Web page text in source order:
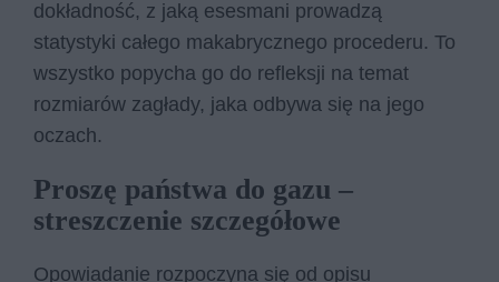
dokładność, z jaką esesmani prowadzą
statystyki całego makabrycznego procederu. To
wszystko popycha go do refleksji na temat
rozmiarów zagłady, jaka odbywa się na jego
oczach.
Proszę państwa do gazu –
streszczenie szczegółowe
Opowiadanie rozpoczyna się od opisu